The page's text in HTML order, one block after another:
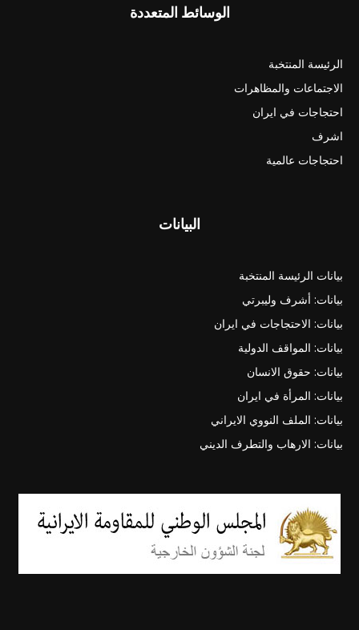
الوسائط المتعددة
الرئيسة المنتخبة
الاجتماعات والمظاهرات
احتجاجات في ايران
اشرف
احتجاجات عالمية
البيانات
بيانات الرئيسة المنتخبة
بيانات: أشرف وليبرتي
بيانات: الاحتجاجات في ايران
بيانات: المواقف الدولية
بيانات: حقوق الانسان
بيانات: المرأة في ايران
بيانات: الملف النووي الايراني
بيانات: الارهاب والتطرف الديني